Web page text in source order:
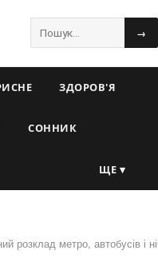
→
ЗДОРОВ'Я
СОННИК
ЩЕ ▾
розклад метро, автобусів і